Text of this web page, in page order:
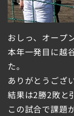
おしっ、オープ
本年一発目に越
た。
ありがとうござ
結果は2勝2敗と
この試合で課題